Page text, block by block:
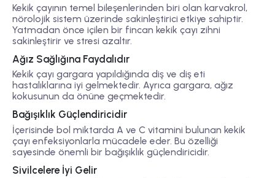
Kekik çayının temel bileşenlerinden biri olan karvakrol,
nörolojik sistem üzerinde sakinleştirici etkiye sahiptir.
Yatmadan önce içilen bir fincan kekik çayı zihni
sakinleştirir ve stresi azaltır.
Ağız Sağlığına Faydalıdır
Kekik çayı gargara yapıldığında diş ve diş eti
hastalıklarına iyi gelmektedir. Ayrıca gargara, ağız
kokusunun da önüne geçmektedir.
Bağışıklık Güçlendiricidir
İçerisinde bol miktarda A ve C vitamini bulunan kekik
çayı enfeksiyonlarla mücadele eder. Bu özelliği
sayesinde önemli bir bağışıklık güçlendiricidir.
Sivilcelere İyi Gelir